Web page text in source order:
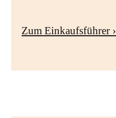
Zum Einkaufsführer ›